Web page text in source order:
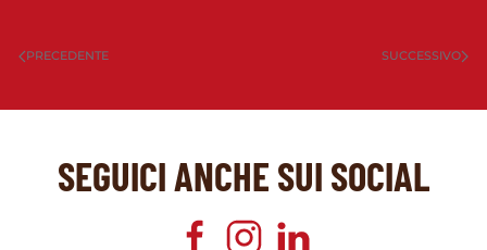
PRECEDENTE SUCCESSIVO
SEGUICI ANCHE SUI SOCIAL